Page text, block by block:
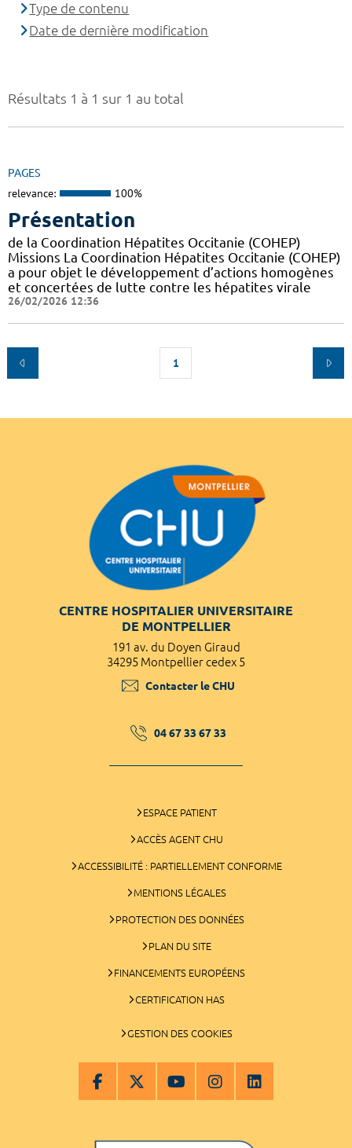
Résultats 1 à 1 sur 1 au total
PAGES
relevance: 100%
Présentation
de la Coordination Hépatites Occitanie (COHEP)
Missions La Coordination Hépatites Occitanie (COHEP)
a pour objet le développement d’actions homogènes
et concertées de lutte contre les hépatites virale
26/02/2026 12:36
1
Type de contenu
Date de dernière modification
CENTRE HOSPITALIER UNIVERSITAIRE
DE MONTPELLIER
191 av. du Doyen Giraud
34295 Montpellier cedex 5
Contacter le CHU
04 67 33 67 33
ESPACE PATIENT
ACCÈS AGENT CHU
ACCESSIBILITÉ : PARTIELLEMENT CONFORME
MENTIONS LÉGALES
PROTECTION DES DONNÉES
PLAN DU SITE
FINANCEMENTS EUROPÉENS
CERTIFICATION HAS
GESTION DES COOKIES